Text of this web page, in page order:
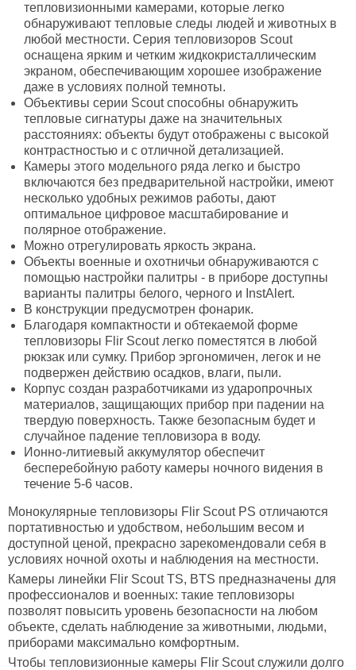
тепловизионными камерами, которые легко
обнаруживают тепловые следы людей и животных в
любой местности. Серия тепловизоров Scout
оснащена ярким и четким жидкокристаллическим
экраном, обеспечивающим хорошее изображение
даже в условиях полной темноты.
Объективы серии Scout способны обнаружить
тепловые сигнатуры даже на значительных
расстояниях: объекты будут отображены с высокой
контрастностью и с отличной детализацией.
Камеры этого модельного ряда легко и быстро
включаются без предварительной настройки, имеют
несколько удобных режимов работы, дают
оптимальное цифровое масштабирование и
полярное отображение.
Можно отрегулировать яркость экрана.
Объекты военные и охотничьи обнаруживаются с
помощью настройки палитры - в приборе доступны
варианты палитры белого, черного и InstAlert.
В конструкции предусмотрен фонарик.
Благодаря компактности и обтекаемой форме
тепловизоры Flir Scout легко поместятся в любой
рюкзак или сумку. Прибор эргономичен, легок и не
подвержен действию осадков, влаги, пыли.
Корпус создан разработчиками из ударопрочных
материалов, защищающих прибор при падении на
твердую поверхность. Также безопасным будет и
случайное падение тепловизора в воду.
Ионно-литиевый аккумулятор обеспечит
бесперебойную работу камеры ночного видения в
течение 5-6 часов.
Монокулярные тепловизоры Flir Scout PS отличаются
портативностью и удобством, небольшим весом и
доступной ценой, прекрасно зарекомендовали себя в
условиях ночной охоты и наблюдения на местности.
Камеры линейки Flir Scout TS, BTS предназначены для
профессионалов и военных: такие тепловизоры
позволят повысить уровень безопасности на любом
объекте, сделать наблюдение за животными, людьми,
приборами максимально комфортным.
Чтобы тепловизионные камеры Flir Scout служили долго